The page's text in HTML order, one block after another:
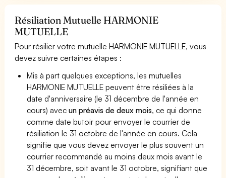
Résiliation Mutuelle HARMONIE
MUTUELLE
Pour résilier votre mutuelle HARMONIE MUTUELLE, vous
devez suivre certaines étapes :
Mis à part quelques exceptions, les mutuelles
HARMONIE MUTUELLE peuvent être résiliées à la
date d'anniversaire (le 31 décembre de l'année en
cours) avecun préavis de deux mois, ce qui donne
comme date butoir pour envoyer le courrier de
résiliation le 31 octobre de l'année en cours. Cela
signifie que vous devez envoyer le plus souvent un
courrier recommandé au moins deux mois avant le
31 décembre, soit avant le 31 octobre, signifiant que